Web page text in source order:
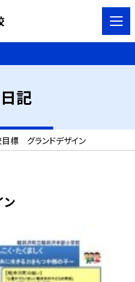
記
標 グランドデザイン